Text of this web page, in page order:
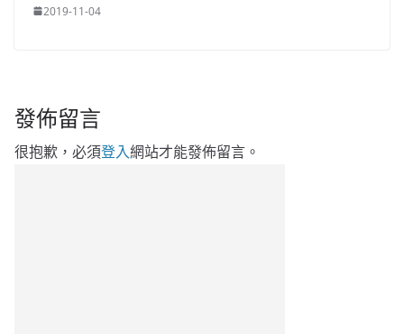
2019-11-04
發佈留言
很抱歉，必須登入網站才能發佈留言。